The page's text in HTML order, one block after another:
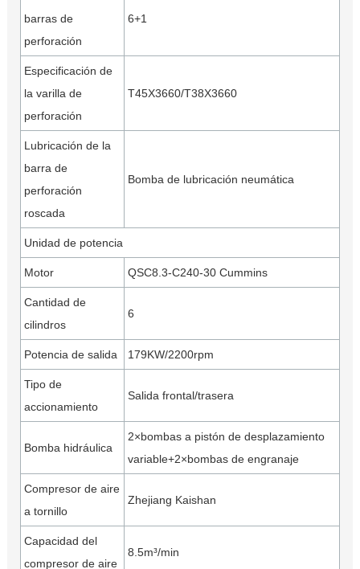
barras de
perforación
6+1
Especificación de
la varilla de
perforación
T45X3660/T38X3660
Lubricación de la
barra de
perforación
roscada
Bomba de lubricación neumática
Unidad de potencia
Motor QSC8.3-C240-30 Cummins
Cantidad de
cilindros
6
Potencia de salida 179KW/2200rpm
Tipo de
accionamiento
Salida frontal/trasera
Bomba hidráulica
2×bombas a pistón de desplazamiento
variable+2×bombas de engranaje
Compresor de aire
a tornillo
Zhejiang Kaishan
Capacidad del
compresor de aire
8.5m³/min